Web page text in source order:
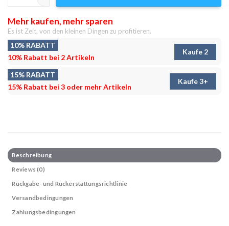
Mehr kaufen, mehr sparen
Es ist Zeit, von den kleinen Dingen zu profitieren.
10% RABATT
10% Rabatt bei 2 Artikeln
Kaufe 2
15% RABATT
15% Rabatt bei 3 oder mehr Artikeln
Kaufe 3+
Beschreibung
Reviews (0)
Rückgabe- und Rückerstattungsrichtlinie
Versandbedingungen
Zahlungsbedingungen